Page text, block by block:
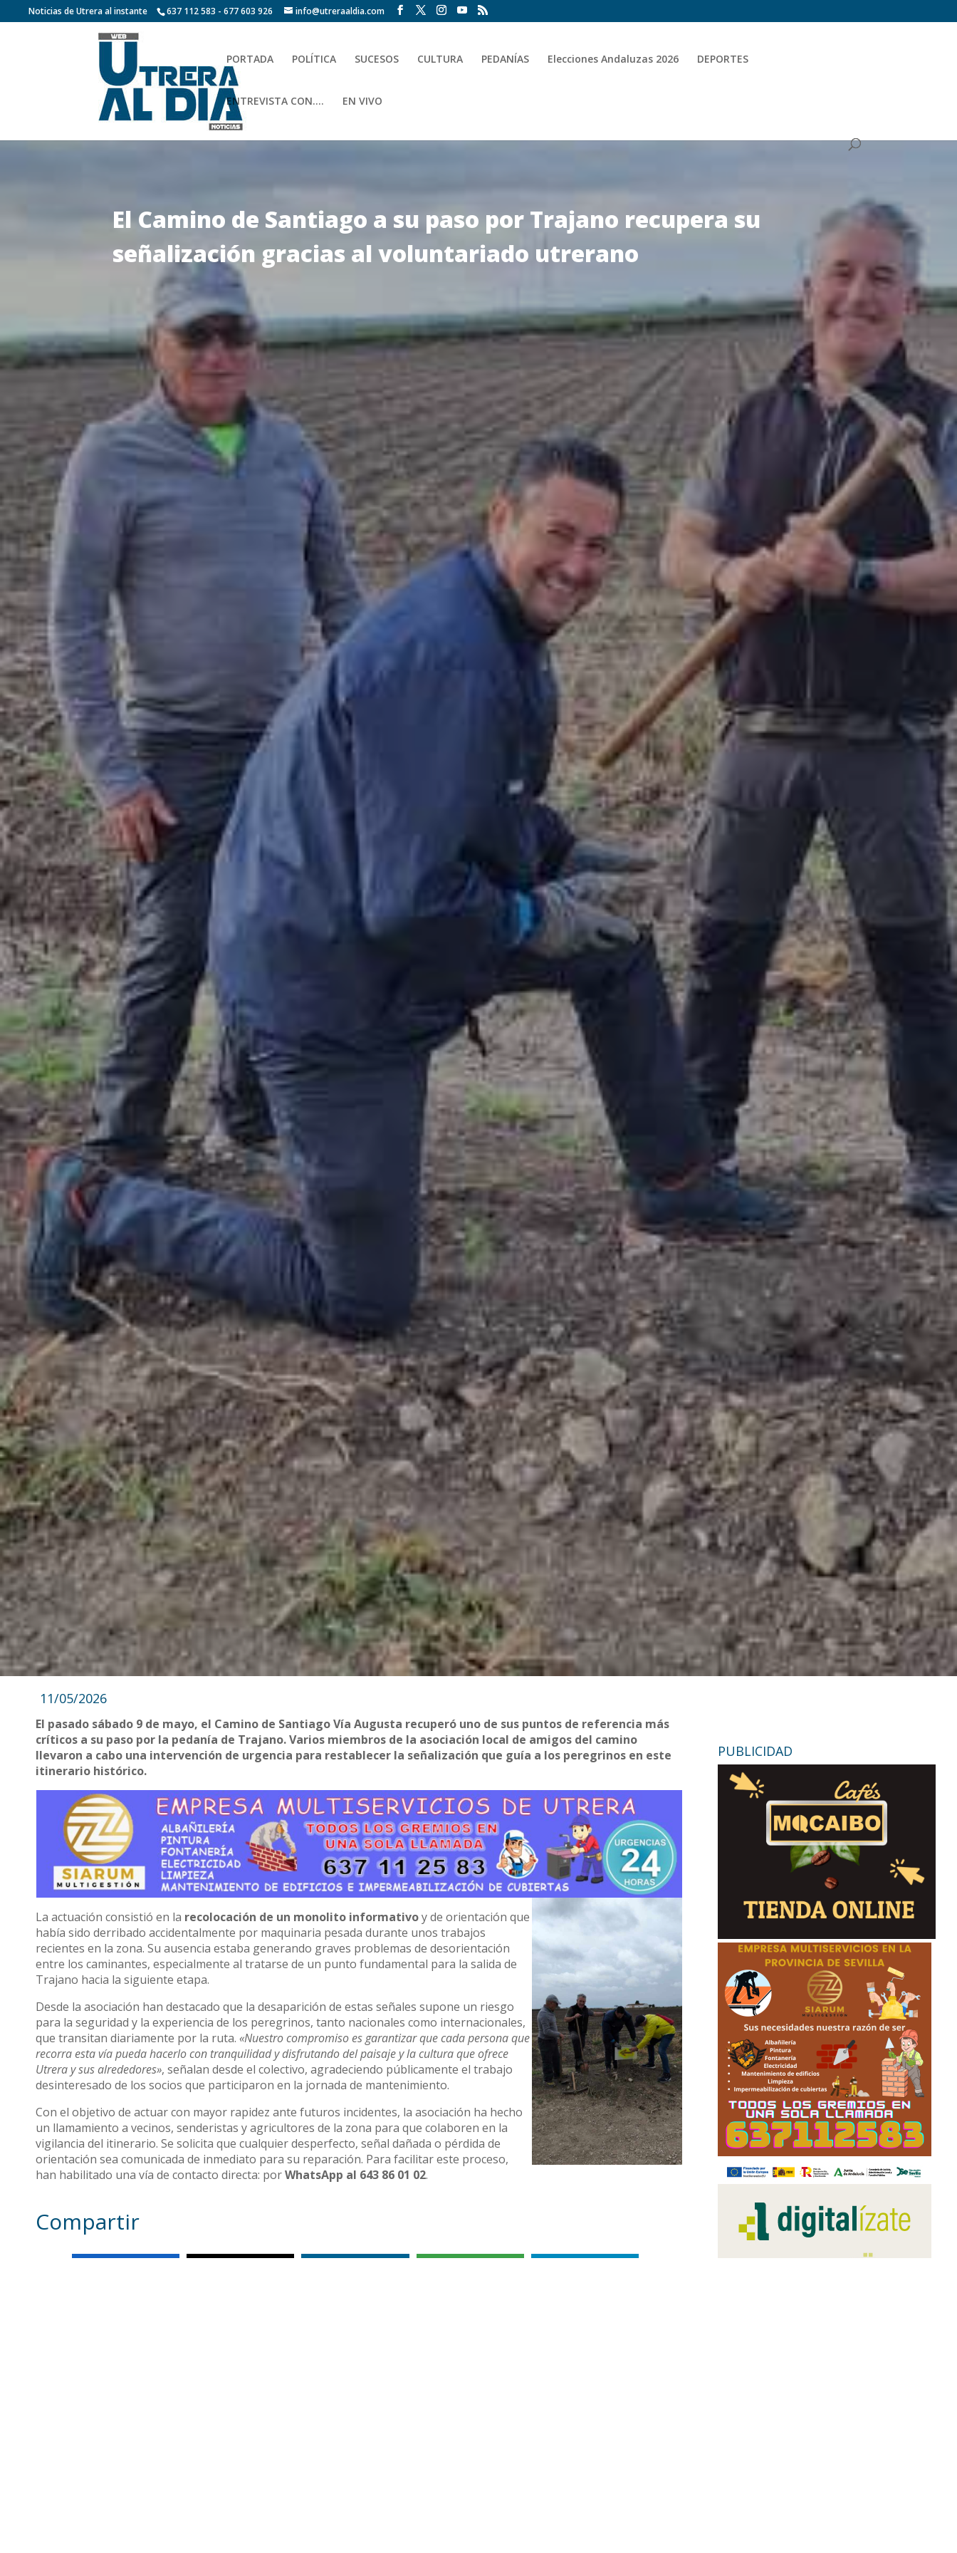
Noticias de Utrera al instante 637 112 583 - 677 603 926 info@utreraaldia.com
PORTADA POLÍTICA SUCESOS CULTURA PEDANÍAS Elecciones Andaluzas 2026 DEPORTES
ENTREVISTA CON…. EN VIVO
El Camino de Santiago a su paso por Trajano recupera su
señalización gracias al voluntariado utrerano
11/05/2026
El pasado sábado 9 de mayo, el Camino de Santiago Vía Augusta recuperó uno de sus puntos de referencia más
críticos a su paso por la pedanía de Trajano. Varios miembros de la asociación local de amigos del camino
llevaron a cabo una intervención de urgencia para restablecer la señalización que guía a los peregrinos en este
itinerario histórico.
La actuación consistió en la recolocación de un monolito informativoy de orientación que
había sido derribado accidentalmente por maquinaria pesada durante unos trabajos
recientes en la zona. Su ausencia estaba generando graves problemas de desorientación
entre los caminantes, especialmente al tratarse de un punto fundamental para la salida de
Trajano hacia la siguiente etapa.
Desde la asociación han destacado que la desaparición de estas señales supone un riesgo
para la seguridad y la experiencia de los peregrinos, tanto nacionales como internacionales,
que transitan diariamente por la ruta.«Nuestro compromiso es garantizar que cada persona que
recorra esta vía pueda hacerlo con tranquilidad y disfrutando del paisaje y la cultura que ofrece
Utrera y sus alrededores», señalan desde el colectivo, agradeciendo públicamente el trabajo
desinteresado de los socios que participaron en la jornada de mantenimiento.
Con el objetivo de actuar con mayor rapidez ante futuros incidentes, la asociación ha hecho
un llamamiento a vecinos, senderistas y agricultores de la zona para que colaboren en la
vigilancia del itinerario. Se solicita que cualquier desperfecto, señal dañada o pérdida de
orientación sea comunicada de inmediato para su reparación. Para facilitar este proceso,
han habilitado una vía de contacto directa: porWhatsApp al 643 86 01 02.
Compartir
PUBLICIDAD